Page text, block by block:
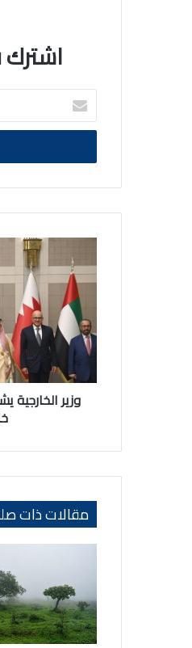
اشترك
اكتب
بريدك
الالكتروني
الخارجية
يشارك
الاجتماع
التنسيقي
لوزراء
دول
التعاون
وزير الخارجية
مقالات ذات